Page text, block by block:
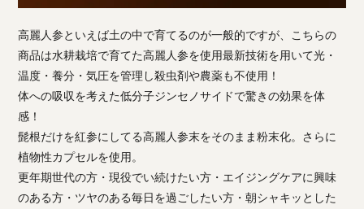
高麗人参といえば土の中で育てるのが一般的ですが、こちらの
商品は水耕栽培で育てた高麗人参を使用最新技術を用いて光・
温度・養分・気圧を管理し殺虫剤や農薬も不使用！
体への吸収を考えた低分子ジンセノサイドで驚きの効果を体
感！
髭根だけを紅参にしてる高麗人参末をそのまま粉末化。さらに
植物性カプセルを使用。
更年期世代の方・現役でい続けたい方・エイジングケアに興味
のある方・ツヤのある毎日を過ごしたい方・朝シャキッとした